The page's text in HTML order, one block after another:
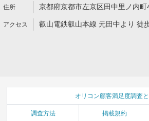
京都府京都市左京区田中里ノ内町
叡山電鉄叡山本線 元田中より 徒
オリコン顧客満足度調査
調査方法 掲載規約